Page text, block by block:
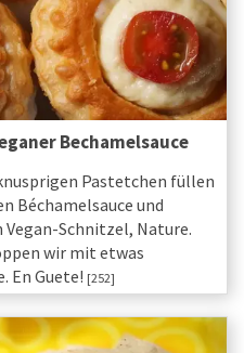
Bechamelsauce
Pastetchen füllen
Béchamelsauce und
Schnitzel, Nature.
wir mit etwas
En Guete! [252]